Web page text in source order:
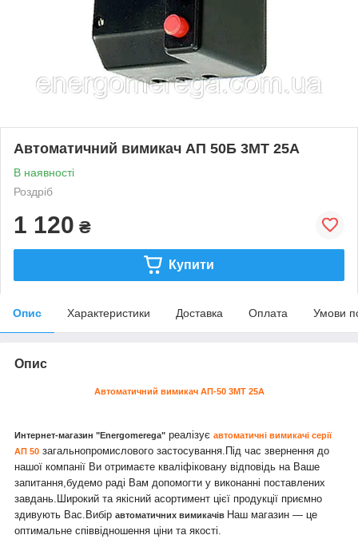
Автоматичний вимикач АП 50Б 3МТ 25А
В наявності
Роздріб
1 120 ₴
Купити
Опис Характеристики Доставка Оплата Умови
Опис
Автоматичний вимикач АП-50 3МТ 25А
Интернет-магазин "Energomerega" реалізує автоматичні вимикачі серії
АП 50 загальнопромислового застосування. Під час звернення до
нашої компанії Ви отримаєте кваліфіковану відповідь на Ваше
запитання,будемо раді Вам допомогти у виконанні поставлених
завдань.Широкий та якісний асортимент цієї продукції приємно
здивують Вас.Вибір автоматичних вимикачів Наш магазин — це
оптимальне співвідношення ціни та якості.